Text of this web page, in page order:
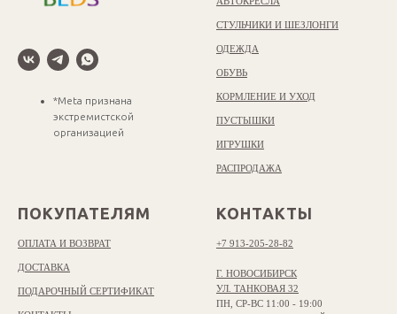
*Meta признана
экстремистской
организацией
СТУЛЬЧИКИ И ШЕЗЛОНГИ
ОДЕЖДА
ОБУВЬ
КОРМЛЕНИЕ И УХОД
ПУСТЫШКИ
ИГРУШКИ
РАСПРОДАЖА
ПОКУПАТЕЛЯМ
ОПЛАТА И ВОЗВРАТ
ДОСТАВКА
ПОДАРОЧНЫЙ СЕРТИФИКАТ
КОНТАКТЫ
+7 913-205-28-82
Г. НОВОСИБИРСК
УЛ. ТАНКОВАЯ 32
ПН, СР-ВС 11:00 - 19:00